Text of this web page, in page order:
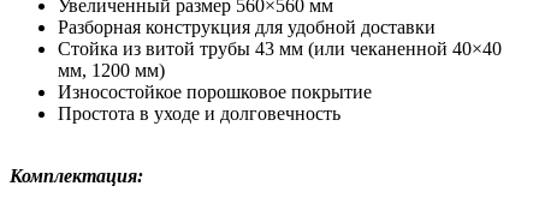
Увеличенный размер 560×560 мм
Разборная конструкция для удобной доставки
Стойка из витой трубы 43 мм (или чеканенной 40×40
мм, 1200 мм)
Износостойкое порошковое покрытие
Простота в уходе и долговечность
Комплектация: